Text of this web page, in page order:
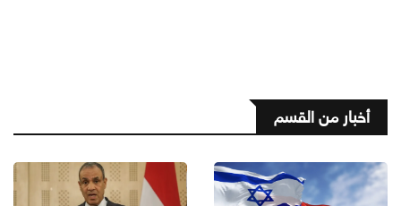
أخبار من القسم